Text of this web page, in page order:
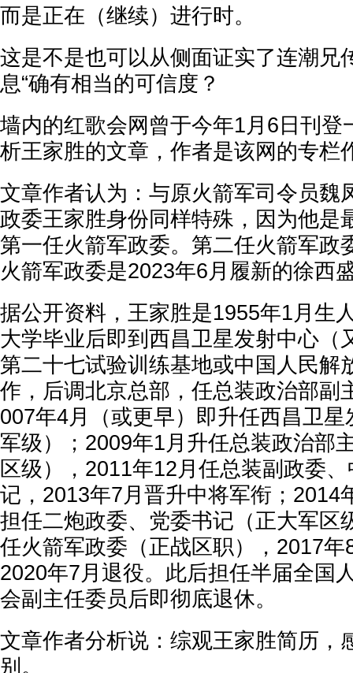
而是正在（继续）进行时。
这是不是也可以从侧面证实了连潮兄
息“确有相当的可信度？
墙内的红歌会网曾于今年1月6日刊登
析王家胜的文章，作者是该网的专栏
文章作者认为：与原火箭军司令员魏
政委王家胜身份同样特殊，因为他是
第一任火箭军政委。第二任火箭军政
火箭军政委是2023年6月履新的徐西
据公开资料，王家胜是1955年1月生
大学毕业后即到西昌卫星发射中心（
第二十七试验训练基地或中国人民解
作，后调北京总部，任总装政治部副
007年4月（或更早）即升任西昌卫
军级）；2009年1月升任总装政治部
区级），2011年12月任总装副政委
记，2013年7月晋升中将军衔；2014
担任二炮政委、党委书记（正大军区
任火箭军政委（正战区职），2017
2020年7月退役。此后担任半届全国
会副主任委员后即彻底退休。
文章作者分析说：综观王家胜简历，
别。